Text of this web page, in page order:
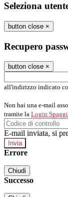
Seleziona
button close ×
Recupero
button close ×
all'indirizzo indicato
Non hai una e-mail
tramite la Login
E-mail inviata, si
Errore
Chiudi
Successo